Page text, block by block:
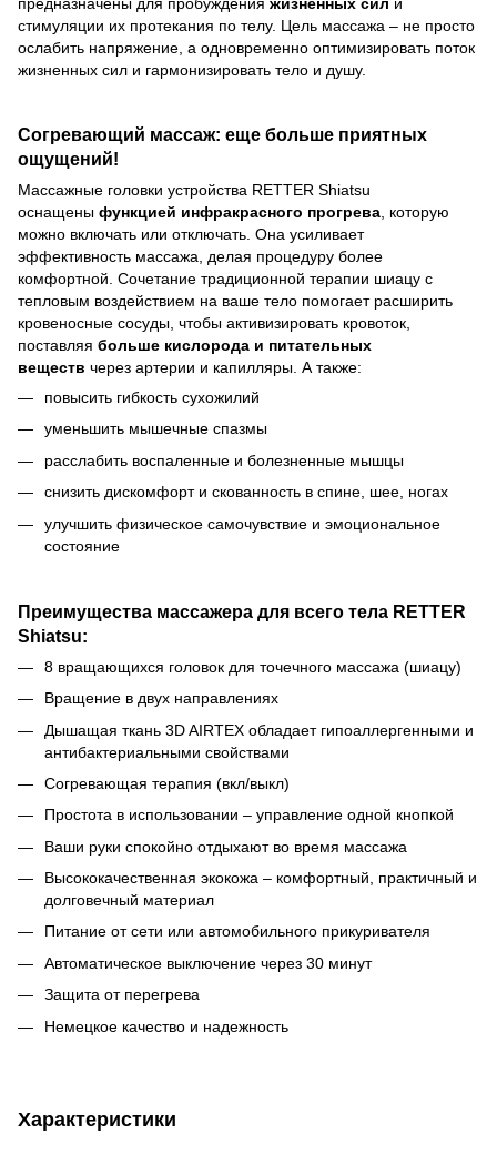
стимуляции их протекания по телу. Цель массажа – не просто
ослабить напряжение, а одновременно оптимизировать поток
жизненных сил и гармонизировать тело и душу.
Согревающий массаж: еще больше приятных
ощущений!
Массажные головки устройства RETTER Shiatsu
оснащены функцией инфракрасного прогрева , которую
можно включать или отключать. Она усиливает
эффективность массажа, делая процедуру более
комфортной. Сочетание традиционной терапии шиацу с
тепловым воздействием на ваше тело помогает расширить
кровеносные сосуды, чтобы активизировать кровоток,
поставляя больше кислорода и питательных
веществ через артерии и капилляры. А также:
повысить гибкость сухожилий
уменьшить мышечные спазмы
расслабить воспаленные и болезненные мышцы
снизить дискомфорт и скованность в спине, шее, ногах
улучшить физическое самочувствие и эмоциональное
состояние
Преимущества массажера для всего тела RETTER
Shiatsu:
8 вращающихся головок для точечного массажа (шиацу)
Вращение в двух направлениях
Дышащая ткань 3D AIRTEX обладает гипоаллергенными и
антибактериальными свойствами
Согревающая терапия (вкл/выкл)
Простота в использовании – управление одной кнопкой
Ваши руки спокойно отдыхают во время массажа
Высококачественная экокожа – комфортный, практичный и
долговечный материал
Питание от сети или автомобильного прикуривателя
Автоматическое выключение через 30 минут
Защита от перегрева
Немецкое качество и надежность
Характеристики